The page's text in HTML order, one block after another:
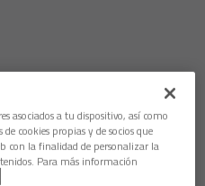
asociados a tu dispositivo, así como
cookies propias y de socios que
con la finalidad de personalizar la
Para más información